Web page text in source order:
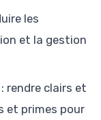
les
et la gestion
: rendre clairs et
et primes pour